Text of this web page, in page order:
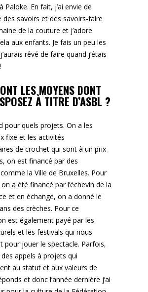
Paloke. En fait, j’ai envie de
savoirs et des savoirs-faire
de la couture et j’adore
aux enfants. Je fais un peu les
rêvé de faire quand j’étais
LES MOYENS DONT
À TITRE D’ASBL ?
pour quels projets. On a les
fixe et les activités
de crochet qui sont à un prix
on est financé par des
la Ville de Bruxelles. Pour
on a été financé par l’échevin de la
et en échange, on a donné le
des crèches. Pour ce
est également payé par les
et les festivals qui nous
pour jouer le spectacle. Parfois,
appels à projets qui
au statut et aux valeurs de
et donc l’année dernière j’ai